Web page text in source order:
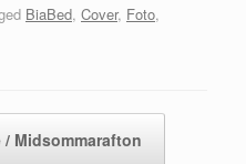
BiaBed, Cover, Foto,
/ Midsommarafton